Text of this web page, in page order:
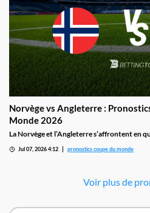
Norvège vs Angleterre :
Monde 2026
La Norvège et l’Angleterre s’affrontent en
buts depuis le coup d’envoi du tournoi et les
Jul 07, 2026 4:12 pronostics coupe du monde
Voir plus de